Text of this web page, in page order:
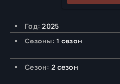
Год: 2025
Сезоны: 1 сезон
Сезон: 2 сезон